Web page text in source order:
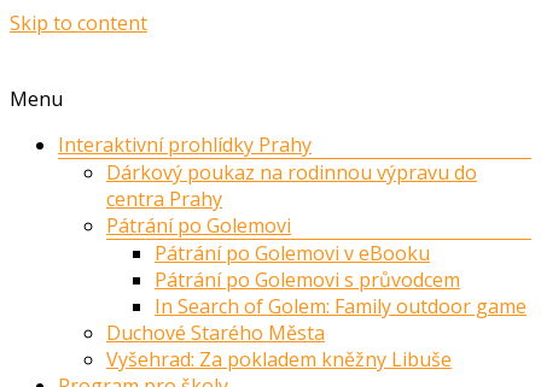
Skip to content
Menu
Interaktivní prohlídky Prahy
Dárkový poukaz na rodinnou výpravu do
centra Prahy
Pátrání po Golemovi
Pátrání po Golemovi v eBooku
Pátrání po Golemovi s průvodcem
In Search of Golem: Family outdoor game
Duchové Starého Města
Vyšehrad: Za pokladem kněžny Libuše